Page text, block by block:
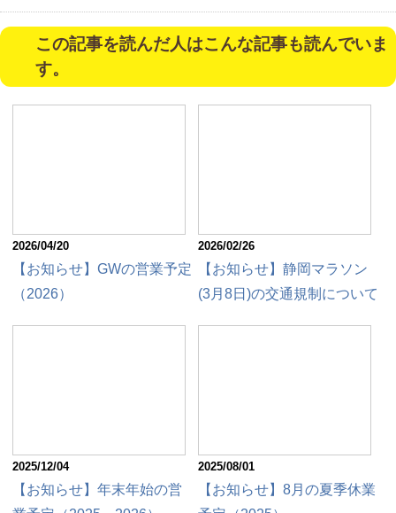
この記事を読んだ人はこんな記事も読んでいま
す。
2026/04/20
【お知らせ】GWの営業予定
（2026）
2026/02/26
【お知らせ】静岡マラソン
(3月8日)の交通規制について
2025/12/04
【お知らせ】年末年始の営
2025/08/01
【お知らせ】8月の夏季休業